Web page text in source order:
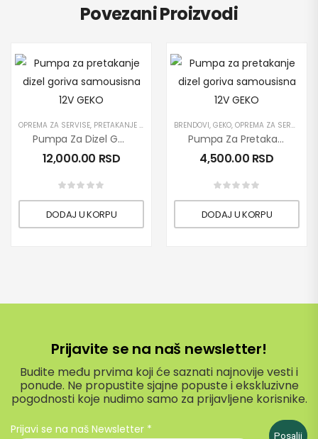
Povezani Proizvodi
OPREMA ZA SERVISE, PRETAKANJE DIZEL GORIVA ,PRETAKANJE ULJA,PROIZVODI
Pumpa Za Dizel Gorivo / Naftu 230V C-60/B02
12,000.00 RSD
DODAJ U KORPU
BRENDOVI, GEKO, OPREMA ZA SERVISE
Pumpa Za Pretakanje Dizel Goriva Samousisna 12V GEKO
4,500.00 RSD
DODAJ U KORPU
Prijavite se na naš newsletter!
Budite među prvima koji će saznati najnovije vesti i
ponude. Ne propustite sjajne popuste i ekskluzivne
pogodnosti koje nudimo samo za prijavljene korisnike.
Prijavi se na naš Newsletter * Posalji